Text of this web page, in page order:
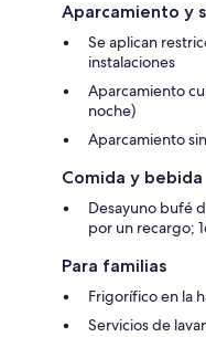
Aparcamiento y
Se aplican
instalaciones
Aparcamiento
noche)
Aparcamiento
Comida y bebida
Desayuno bufé
por un recargo;
Para familias
Frigorífico en la
Servicios de